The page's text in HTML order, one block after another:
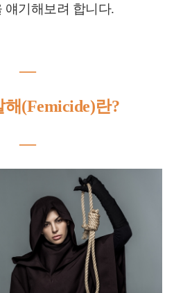
얘기해보려 합니다.
―
해(Femicide)란?
―